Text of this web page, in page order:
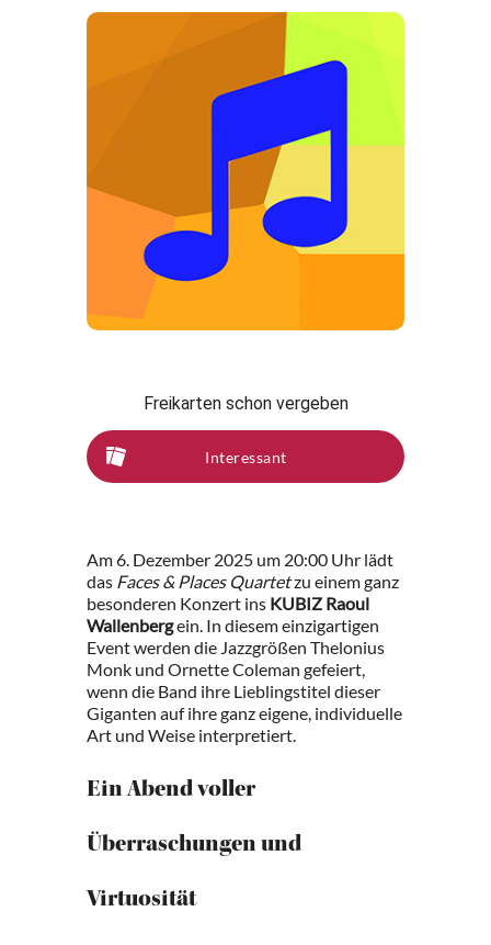
Freikarten schon vergeben
Interessant
Am 6. Dezember 2025 um 20:00 Uhr lädt
das Faces & Places Quartetzu einem ganz
besonderen Konzert ins KUBIZ Raoul
Wallenbergein. In diesem einzigartigen
Event werden die Jazzgrößen Thelonius
Monk und Ornette Coleman gefeiert,
wenn die Band ihre Lieblingstitel dieser
Giganten auf ihre ganz eigene, individuelle
Art und Weise interpretiert.
Ein Abend voller
Überraschungen und
Virtuosität